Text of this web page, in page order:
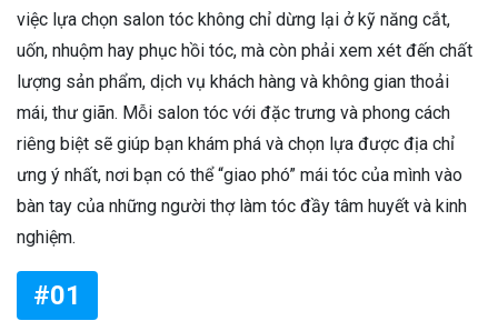
việc lựa chọn salon tóc không chỉ dừng lại ở kỹ năng cắt,
uốn, nhuộm hay phục hồi tóc, mà còn phải xem xét đến chất
lượng sản phẩm, dịch vụ khách hàng và không gian thoải
mái, thư giãn. Mỗi salon tóc với đặc trưng và phong cách
riêng biệt sẽ giúp bạn khám phá và chọn lựa được địa chỉ
ưng ý nhất, nơi bạn có thể “giao phó” mái tóc của mình vào
bàn tay của những người thợ làm tóc đầy tâm huyết và kinh
nghiệm.
#01